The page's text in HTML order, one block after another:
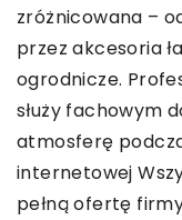
zróżnicowana –
przez akcesoria
ogrodnicze.
służy fachowym
atmosferę
internetowej
pełną ofertę